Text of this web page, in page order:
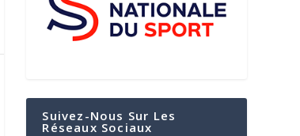
Suivez-Nous Sur Les
Réseaux Sociaux